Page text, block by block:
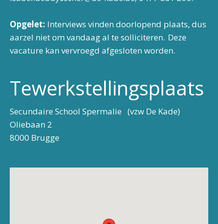
Opgelet: Interviews vinden doorlopend plaats, dus
aarzel niet om vandaag al te solliciteren. Deze
vacature kan vervroegd afgesloten worden.
Tewerkstellingsplaats
Secundaire School Spermalie (vzw De Kade)
Oliebaan 2
8000 Brugge